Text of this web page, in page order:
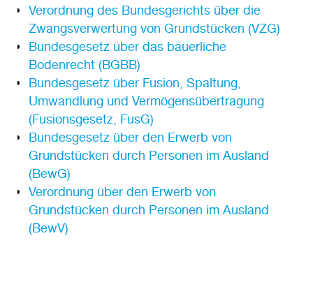
Verordnung des Bundesgerichts über die
Zwangsverwertung von Grundstücken (VZG)
Bundesgesetz über das bäuerliche
Bodenrecht (BGBB)
Bundesgesetz über Fusion, Spaltung,
Umwandlung und Vermögensübertragung
(Fusionsgesetz, FusG)
Bundesgesetz über den Erwerb von
Grundstücken durch Personen im Ausland
(BewG)
Verordnung über den Erwerb von
Grundstücken durch Personen im Ausland
(BewV)